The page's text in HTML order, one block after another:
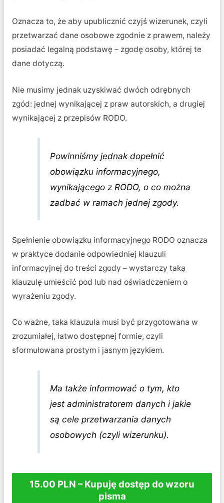
Oznacza to, że aby upublicznić czyjś wizerunek, czyli
przetwarzać dane osobowe zgodnie z prawem, należy
posiadać legalną podstawę – zgodę osoby, której te
dane dotyczą.
Nie musimy jednak uzyskiwać dwóch odrębnych
zgód: jednej wynikającej z praw autorskich, a drugiej
wynikającej z przepisów RODO.
Powinniśmy jednak dopełnić
obowiązku informacyjnego,
wynikającego z RODO, o co można
zadbać w ramach jednej zgody.
Spełnienie obowiązku informacyjnego RODO oznacza
w praktyce dodanie odpowiedniej klauzuli
informacyjnej do treści zgody – wystarczy taką
klauzulę umieścić pod lub nad oświadczeniem o
wyrażeniu zgody.
Co ważne, taka klauzula musi być przygotowana w
zrozumiałej, łatwo dostępnej formie, czyli
sformułowana prostym i jasnym językiem.
Ma także informować o tym, kto
jest administratorem danych i jakie
są cele przetwarzania danych
osobowych (czyli wizerunku).
15.00 PLN – Kupuję dostęp do wzoru
pisma